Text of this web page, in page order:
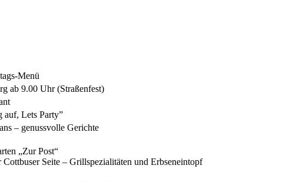
Menü
ab 9.00 Uhr (Straßenfest)
auf, Lets Party”
– genussvolle Gerichte
„Zur Post“
Seite – Grillspezialitäten und Erbseneintopf